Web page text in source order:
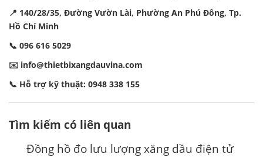
📍 140/28/35, Đường Vườn Lài, Phường An Phú Đông, Tp.
Hồ Chí Minh
📞 096 616 5029
✉️ info@thietbixangdauvina.com
📞 Hỗ trợ kỹ thuật: 0948 338 155
Tìm kiếm có liên quan
Đồng hồ đo lưu lượng xăng dầu điện tử